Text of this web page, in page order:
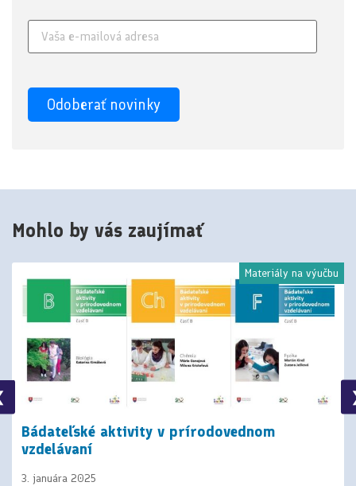
Mohlo by vás zaujímať
Materiály na výučbu
Bádateľské aktivity v prírodovednom
vzdelávaní
3. januára 2025